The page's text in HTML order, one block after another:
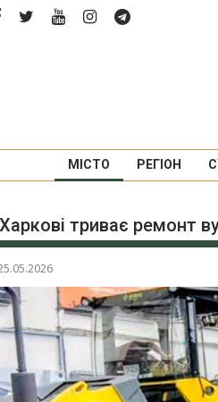
МІСТО РЕГІОН
триває ремонт